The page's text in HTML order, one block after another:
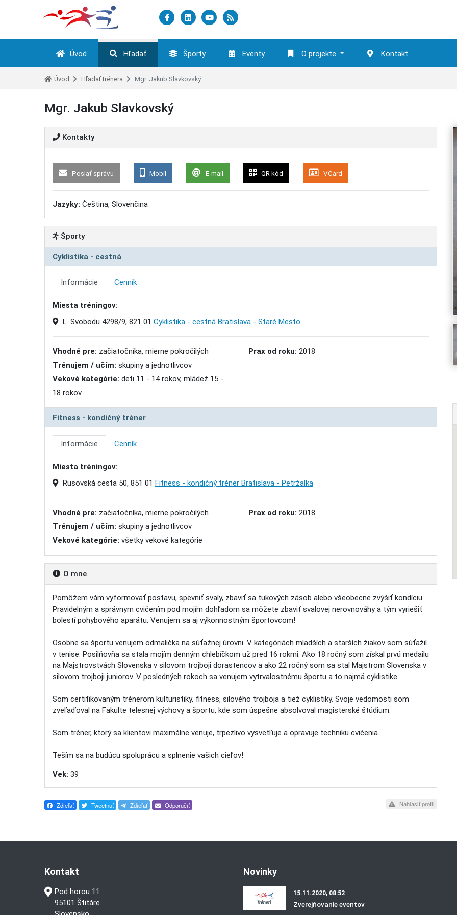
Úvod Hľadať Športy Eventy O projekte Kontakt
Úvod Hľadať trénera Mgr. Jakub Slavkovský
Mgr. Jakub Slavkovský
Kontakty
Poslať správu Mobil E-mail QR kód VCard
Jazyky: Čeština, Slovenčina
Športy
Cyklistika - cestná
Informácie Cenník
Miesta tréningov:
L. Svobodu 4298/9, 821 01 Cyklistika - cestná Bratislava - Staré Mesto
Vhodné pre: začiatočníka, mierne pokročilých
Trénujem / učím: skupiny a jednotlivcov
Vekové kategórie: deti 11 - 14 rokov, mládež 15 -
18 rokov
Prax od roku: 2018
Fitness - kondičný tréner
Informácie Cenník
Miesta tréningov:
Rusovská cesta 50, 851 01 Fitness - kondičný tréner Bratislava - Petržalka
Vhodné pre: začiatočníka, mierne pokročilých
Trénujem / učím: skupiny a jednotlivcov
Vekové kategórie: všetky vekové kategórie
Prax od roku: 2018
O mne
Pomôžem vám vyformovať postavu, spevniť svaly, zbaviť sa tukových zásob alebo všeobecne zvýšiť kondíciu.
Pravidelným a správnym cvičením pod mojím dohľadom sa môžete zbaviť svalovej nerovnováhy a tým vyriešiť
bolestí pohybového aparátu. Venujem sa aj výkonnostným športovcom!
Osobne sa športu venujem odmalička na súťažnej úrovni. V kategóriách mladších a starších žiakov som súťažil
v tenise. Posilňovňa sa stala mojím denným chlebíčkom už pred 16 rokmi. Ako 18 ročný som získal prvú medailu
na Majstrovstvách Slovenska v silovom trojboji dorastencov a ako 22 ročný som sa stal Majstrom Slovenska v
silovom trojboji juniorov. V posledných rokoch sa venujem vytrvalostnému športu a to najmä cyklistike.
Som certifikovaným trénerom kulturistiky, fitness, silového trojboja a tiež cyklistiky. Svoje vedomosti som
zveľaďoval na Fakulte telesnej výchovy a športu, kde som úspešne absolvoval magisterské štúdium.
Som tréner, ktorý sa klientovi maximálne venuje, trpezlivo vysvetľuje a opravuje techniku cvičenia.
Teším sa na budúcu spoluprácu a splnenie vašich cieľov!
Vek: 39
Zdieľať Tweetnuť Zdieľať Odporučiť Nahlásiť profil
Kontakt
Pod horou 11
95101 Štitáre
Novinky
15.11.2020, 08:52
Zverejňovanie eventov